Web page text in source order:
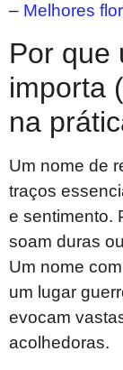
– Melhores
Por que
importa
na
Um nome de
traços
e sentimento.
soam duras
Um nome
um lugar
evocam
acolhedoras.